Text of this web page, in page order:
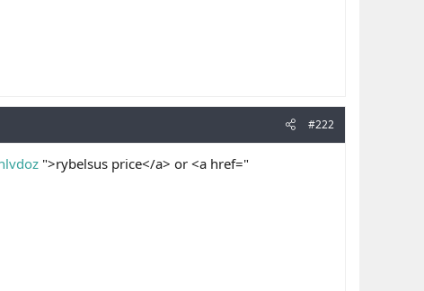
#222
">rybelsus price</a> or <a href="